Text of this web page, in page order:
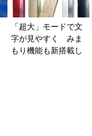
「超大」モードで文
字が見やすく みま
もり機能も新搭載し